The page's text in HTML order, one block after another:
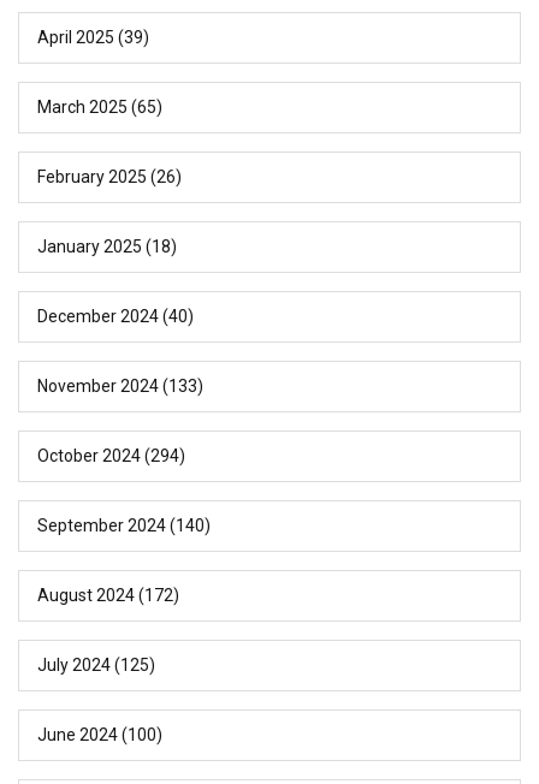
April 2025 (39)
March 2025 (65)
February 2025 (26)
January 2025 (18)
December 2024(40)
November 2024(133)
October 2024(294)
September 2024(140)
August 2024(172)
July 2024(125)
June 2024(100)